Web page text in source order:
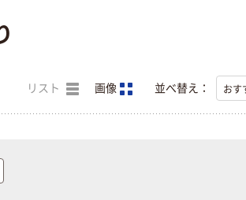
リスト 画像 並べ替え：